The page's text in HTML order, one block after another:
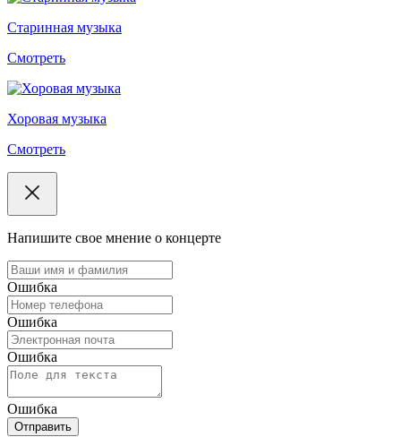
Старинная музыка
Смотреть
Хоровая музыка
Смотреть
Напишите свое мнение о концерте
Ошибка
Ошибка
Ошибка
Ошибка
Отправить